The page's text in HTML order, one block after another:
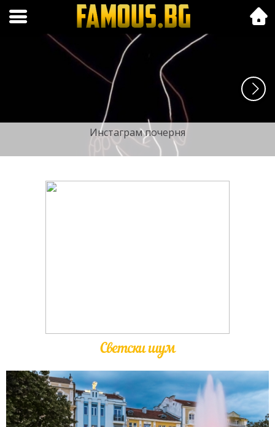
Folk.bg
Инстаграм почерня
Светски шум